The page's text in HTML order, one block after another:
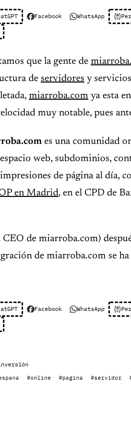
Facebook WhatsApp
que la gente de
de servidores y servicios
miarroba.com ya esta
muy notable, pues
es una comunidad
web, subdominios,
de página al día,
en Madrid, en el CPD de
de miarroba.com)
de miarroba.com se
Facebook WhatsApp
#online #pagina #servidor